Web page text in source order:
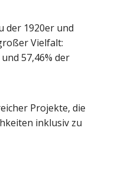
der 1920er und
Vielfalt:
57,46% der
Projekte, die
inklusiv zu